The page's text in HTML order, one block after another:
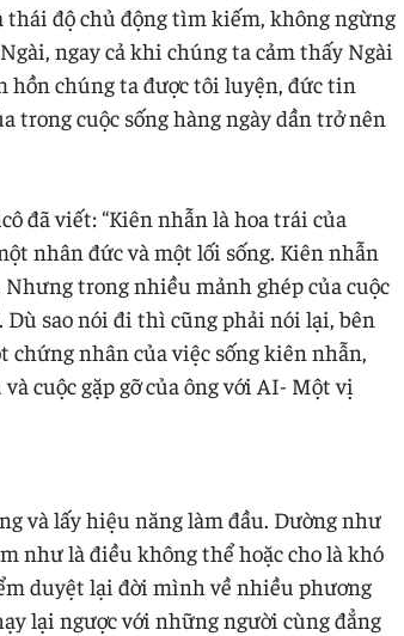
độ chủ động tìm kiếm, không ngừng
ngay cả khi chúng ta cảm thấy Ngài
hồn chúng ta được tôi luyện, đức tin
trong cuộc sống hàng ngày dần trở nên
đã viết: “Kiên nhẫn là hoa trái của
nhân đức và một lối sống. Kiên nhẫn
trong nhiều mảnh ghép của cuộc
sao nói đi thì cũng phải nói lại, bên
nhân của việc sống kiên nhẫn,
cuộc gặp gỡ của ông với AI- Một vị
và lấy hiệu năng làm đầu. Dường như
như là điều không thể hoặc cho là khó
duyệt lại đời mình về nhiều phương
lại ngược với những người cùng đẳng